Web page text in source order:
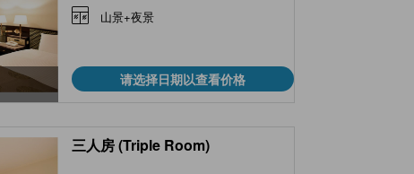
山景+夜景
请选择日期以查看价格
三人房 (Triple Room)